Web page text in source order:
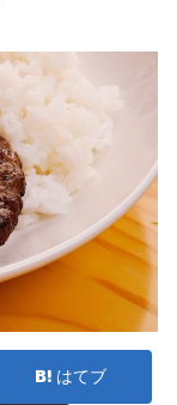
はてブ